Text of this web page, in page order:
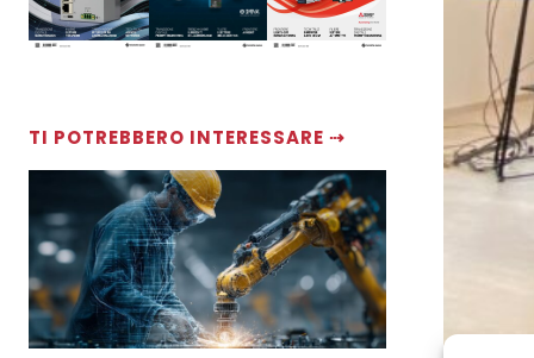
TI POTREBBERO INTERESSARE ⇢